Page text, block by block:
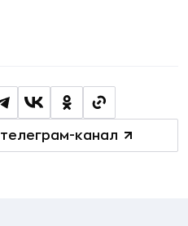
канал